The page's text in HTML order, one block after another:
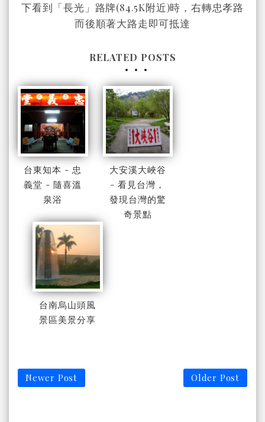
下看到「長光」路牌(84.5K附近)時，右轉忠孝路
而後順著大路走即可抵達
RELATED POSTS
台東知本 - 忠
義堂 - 隨喜溫
泉浴
大安溪大峽谷
- 看見台灣，
發現台灣的驚
奇景點
台南烏山頭風
景區美景分享
Newer Post Older Post